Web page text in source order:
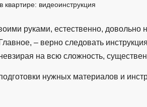
видеоинструкция
руками, естественно, довольно
– верно следовать
на всю сложность,
нужных материалов и